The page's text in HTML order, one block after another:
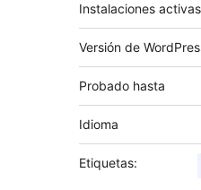
Instalaciones activas
Versión de
Probado hasta
Idioma
Etiquetas: